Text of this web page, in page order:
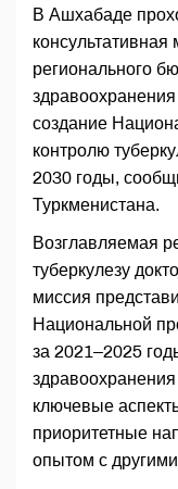
В Ашхабаде
регионального
создание
контролю
2030 годы,
Туркменистана.
Возглавляемая
туберкулезу
миссия
Национальной
за 2021–2025
ключевые
приоритетные
опытом с